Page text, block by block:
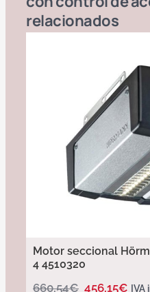
relacionados
Motor seccional
4 4510320
660,54€ 456,15€